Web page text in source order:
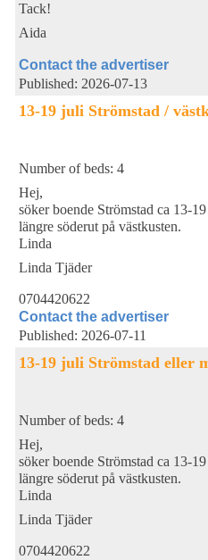
Tack!
Aida
Contact the advertiser
Published: 2026-07-13
13-19 juli Strömstad /
Number of beds: 4
Hej,
söker boende Strömstad ca 13-
längre söderut på västkusten.
Linda
Linda Tjäder
0704420622
Contact the advertiser
Published: 2026-07-11
13-19 juli Strömstad eller
Number of beds: 4
Hej,
söker boende Strömstad ca 13-
längre söderut på västkusten.
Linda
Linda Tjäder
0704420622